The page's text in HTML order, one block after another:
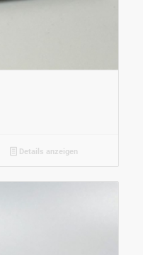
Details anzeigen